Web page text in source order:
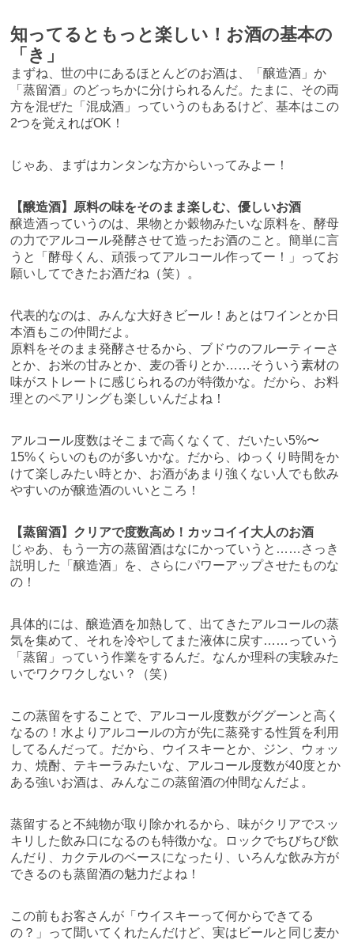
知ってるともっと楽しい！お酒の基本の
「き」
まずね、世の中にあるほとんどのお酒は、「醸造酒」か
「蒸留酒」のどっちかに分けられるんだ。たまに、その両
方を混ぜた「混成酒」っていうのもあるけど、基本はこの
2つを覚えればOK！
じゃあ、まずはカンタンな方からいってみよー！
【醸造酒】原料の味をそのまま楽しむ、優しいお酒
醸造酒っていうのは、果物とか穀物みたいな原料を、酵母
の力でアルコール発酵させて造ったお酒のこと。簡単に言
うと「酵母くん、頑張ってアルコール作ってー！」ってお
願いしてできたお酒だね（笑）。
代表的なのは、みんな大好きビール！あとはワインとか日
本酒もこの仲間だよ。
原料をそのまま発酵させるから、ブドウのフルーティーさ
とか、お米の甘みとか、麦の香りとか……そういう素材の
味がストレートに感じられるのが特徴かな。だから、お料
理とのペアリングも楽しいんだよね！
アルコール度数はそこまで高くなくて、だいたい5%〜
15%くらいのものが多いかな。だから、ゆっくり時間をか
けて楽しみたい時とか、お酒があまり強くない人でも飲み
やすいのが醸造酒のいいところ！
【蒸留酒】クリアで度数高め！カッコイイ大人のお酒
じゃあ、もう一方の蒸留酒はなにかっていうと……さっき
説明した「醸造酒」を、さらにパワーアップさせたものな
の！
具体的には、醸造酒を加熱して、出てきたアルコールの蒸
気を集めて、それを冷やしてまた液体に戻す……っていう
「蒸留」っていう作業をするんだ。なんか理科の実験みた
いでワクワクしない？（笑）
この蒸留をすることで、アルコール度数がググーンと高く
なるの！水よりアルコールの方が先に蒸発する性質を利用
してるんだって。だから、ウイスキーとか、ジン、ウォッ
カ、焼酎、テキーラみたいな、アルコール度数が40度とか
ある強いお酒は、みんなこの蒸留酒の仲間なんだよ。
蒸留すると不純物が取り除かれるから、味がクリアでスッ
キリした飲み口になるのも特徴かな。ロックでちびちび飲
んだり、カクテルのベースになったり、いろんな飲み方が
できるのも蒸留酒の魅力だよね！
この前もお客さんが「ウイスキーって何からできてる
の？」って聞いてくれたんだけど、実はビールと同じ麦か